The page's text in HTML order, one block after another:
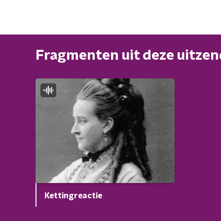
Fragmenten uit deze
Kettingreactie